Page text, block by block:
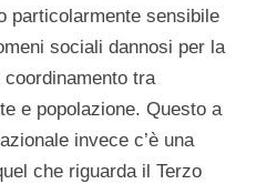
particolarmente sensibile
sociali dannosi per la
tra
e popolazione. Questo a
invece c’è una
che riguarda il Terzo